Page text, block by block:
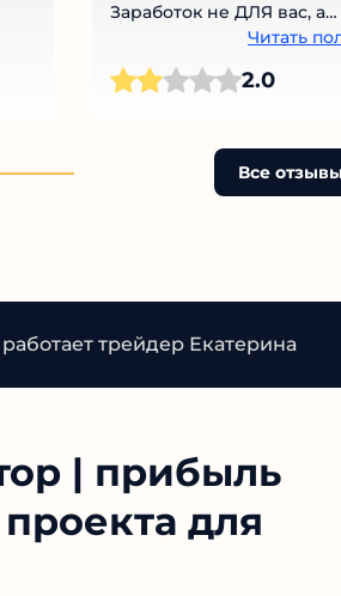
Заработок не ДЛЯ вас, а
заработок НА Вас!Читать
2.0
Все отзывы
трейдер Екатерина
| прибыль
для